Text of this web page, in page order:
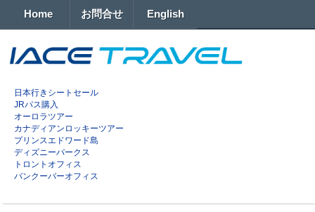
Home お問合せ English
日本行きシートセール
JRパス購入
オーロラツアー
カナディアンロッキーツアー
プリンスエドワード島
ディズニーパークス
トロントオフィス
バンクーバーオフィス